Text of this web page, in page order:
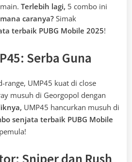
Terlebih lagi, 5 combo ini
caranya? Simak
terbaik PUBG Mobile 2025!
Serba Guna
UMP45 kuat di close
musuh di Georgopol dengan
UMP45 hancurkan musuh di
senjata terbaik PUBG Mobile
Sniper dan Rush